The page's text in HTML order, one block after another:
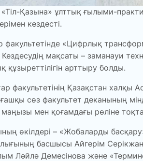
Қазына» ұлттық ғылыми-
кездесті.
факультетінде «Цифрлық
мақсаты – заманауи
арттыру болды.
факультетінің Қазақстан халқы
сөз факультет деканының
маңызы мен қоғамдағы рөліне
өкілдері – «Жобаларды
басшысы Айгерім
Ләйлә Демесінова және